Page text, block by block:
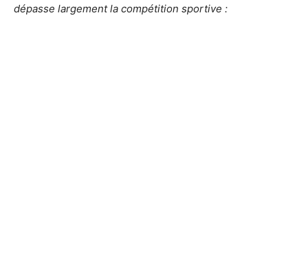
dépasse largement la compétition sportive :